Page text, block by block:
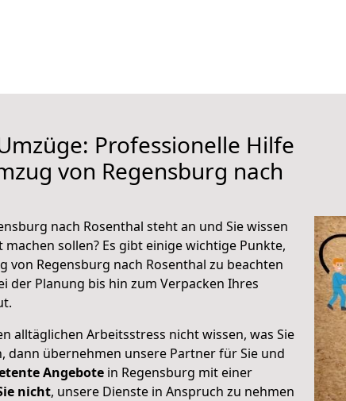
Professionelle Hilfe
von Regensburg nach
nach Rosenthal steht an und Sie wissen
machen sollen? Es gibt einige wichtige Punkte,
von Regensburg nach Rosenthal zu beachten
der Planung bis hin zum Verpacken Ihres
alltäglichen Arbeitsstress nicht wissen, was Sie
dann übernehmen unsere Partner für Sie und
Angebote in Regensburg mit einer
nicht, unsere Dienste in Anspruch zu nehmen